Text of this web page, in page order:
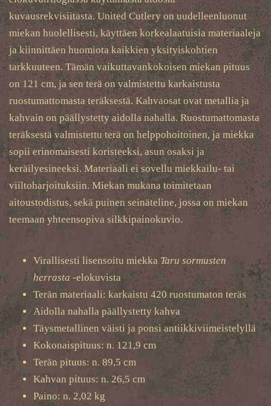
kuvausrekvisiitasta. United Cutlery on uudelleenluonut
miekan huolellisesti, käyttäen korkealaatuisia materiaaleja
ja kiinnittäen huomiota kaikkien yksityiskohtien
tarkkuuteen. Tämän vaikuttavankokoisen miekan pituus
on 121 cm, ja sen terä on valmistettu karkaistusta
ruostumattomasta teräksestä. Kahvaosat ovat metallia ja
kahvain on päällystetty aidolla nahalla. Ruostumattomasta
teräksestä valmistettu terä on helppohoitoinen, ja miekka
sopii erinomaisesti koristeeksi, asun osaksi ja
keräilyesineeksi. Materiaali ei sovellu miekkailu- tai
viiltoharjoituksiin. Miekan mukana toimitetaan
aitoustodistus, sekä puinen seinäteline, jossa on miekan
teemaan yhteensopiva silkkipainokuvio.
Virallisesti lisensoitu miekka Taru sormusten
herrasta -elokuvista
Terän materiaali: karkaistu 420 ruostumaton teräs
Aidolla nahalla päällystetty kahva
Täysmetallinen väisti ja ponsi antiikkiviimeistelyllä
Kokonaispituus: n. 121,9 cm
Terän pituus: n. 89,5 cm
Kahvan pituus: n. 26,5 cm
Paino: n. 2,02 kg